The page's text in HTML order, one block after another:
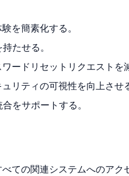
を簡素化する。
たせる。
ードリセットリクエストを
リティの可視性を向上させ
をサポートする。
ての関連システムへのアク